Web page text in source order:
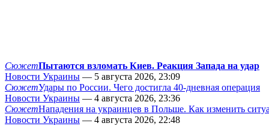
СюжетПытаются взломать Киев. Реакция Запада на удар
Новости Украины — 5 августа 2026, 23:09
СюжетУдары по России. Чего достигла 40-дневная операция
Новости Украины — 4 августа 2026, 23:36
СюжетНападения на украинцев в Польше. Как изменить
Новости Украины — 4 августа 2026, 22:48